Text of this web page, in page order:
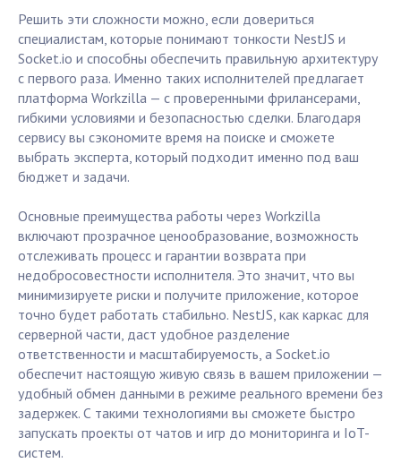
Решить эти сложности можно, если довериться
специалистам, которые понимают тонкости NestJS и
Socket.io и способны обеспечить правильную архитектуру
с первого раза. Именно таких исполнителей предлагает
платформа Workzilla — с проверенными фрилансерами,
гибкими условиями и безопасностью сделки. Благодаря
сервису вы сэкономите время на поиске и сможете
выбрать эксперта, который подходит именно под ваш
бюджет и задачи.
Основные преимущества работы через Workzilla
включают прозрачное ценообразование, возможность
отслеживать процесс и гарантии возврата при
недобросовестности исполнителя. Это значит, что вы
минимизируете риски и получите приложение, которое
точно будет работать стабильно. NestJS, как каркас для
серверной части, даст удобное разделение
ответственности и масштабируемость, а Socket.io
обеспечит настоящую живую связь в вашем приложении —
удобный обмен данными в режиме реального времени без
задержек. С такими технологиями вы сможете быстро
запускать проекты от чатов и игр до мониторинга и IoT-
систем.